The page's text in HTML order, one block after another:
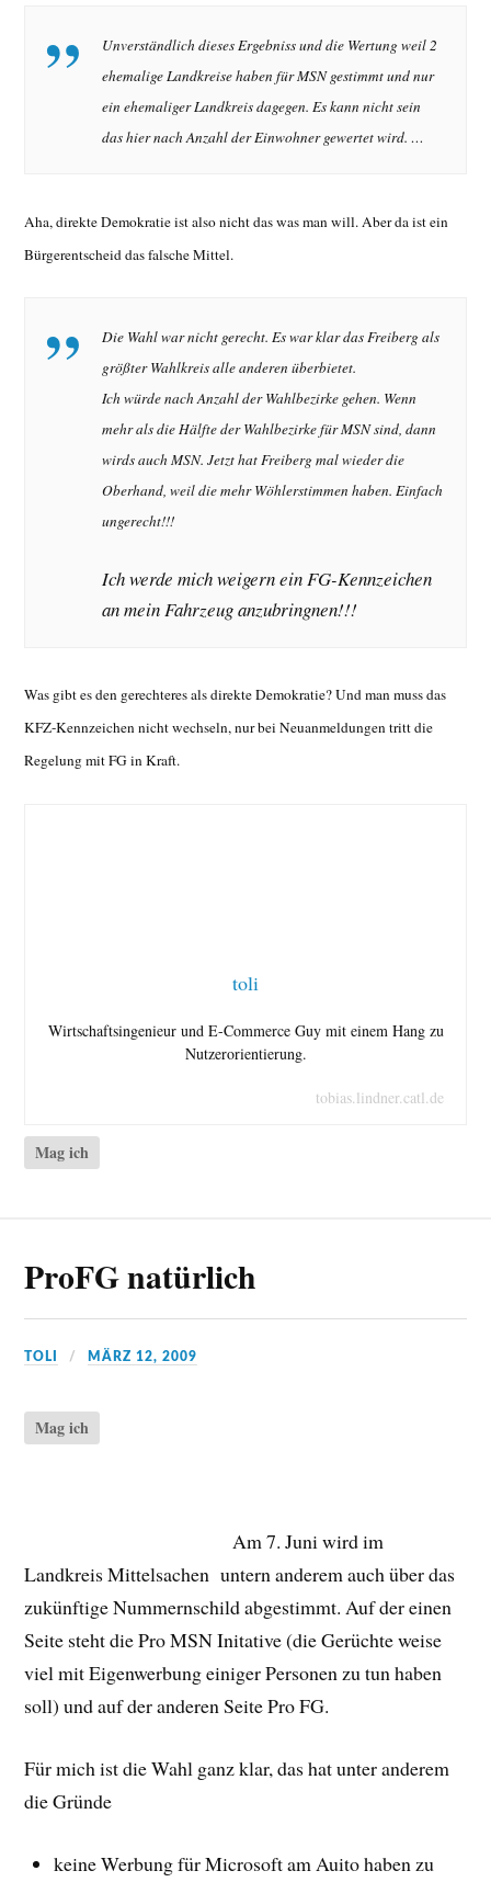
Unverständlich dieses Ergebniss und die Wertung weil 2
ehemalige Landkreise haben für MSN gestimmt und nur
ein ehemaliger Landkreis dagegen. Es kann nicht sein
das hier nach Anzahl der Einwohner gewertet wird. …
Aha, direkte Demokratie ist also nicht das was man will. Aber da ist ein
Bürgerentscheid das falsche Mittel.
Die Wahl war nicht gerecht. Es war klar das Freiberg als
größter Wahlkreis alle anderen überbietet.
Ich würde nach Anzahl der Wahlbezirke gehen. Wenn
mehr als die Hälfte der Wahlbezirke für MSN sind, dann
wirds auch MSN. Jetzt hat Freiberg mal wieder die
Oberhand, weil die mehr Wöhlerstimmen haben. Einfach
ungerecht!!!
Ich werde mich weigern ein FG-Kennzeichen
an mein Fahrzeug anzubringnen!!!
Was gibt es den gerechteres als direkte Demokratie? Und man muss das
KFZ-Kennzeichen nicht wechseln, nur bei Neuanmeldungen tritt die
Regelung mit FG in Kraft.
toli
Wirtschaftsingenieur und E-Commerce Guy mit einem Hang zu
Nutzerorientierung.
tobias.lindner.catl.de
Mag ich
ProFG natürlich
TOLI MÄRZ 12, 2009
Mag ich
Am 7. Juni wird im
Landkreis Mittelsachen untern anderem auch über das
zukünftige Nummernschild abgestimmt. Auf der einen
Seite steht die Pro MSN Initative (die Gerüchte weise
viel mit Eigenwerbung einiger Personen zu tun haben
soll) und auf der anderen Seite Pro FG.
Für mich ist die Wahl ganz klar, das hat unter anderem
die Gründe
keine Werbung für Microsoft am Auito haben zu